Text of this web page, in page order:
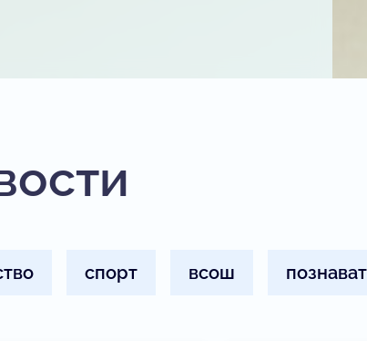
спорт всош